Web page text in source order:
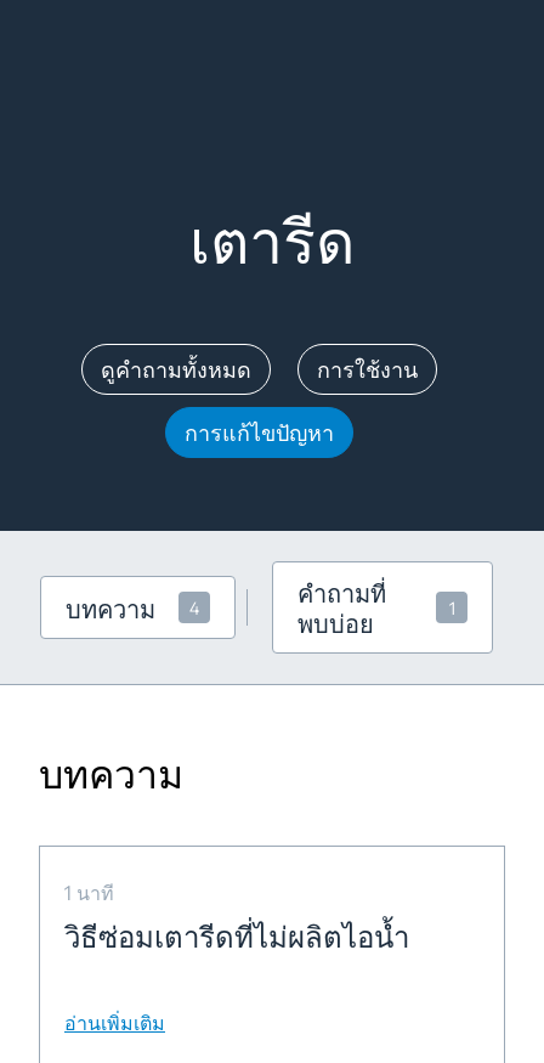
เตารีด
ดูคำถามทั้งหมด การใช้งาน
การแก้ไขปัญหา
บทความ 4
คำถามที่
พบบ่อย
1
บทความ
1 นาที
วิธีซ่อมเตารีดที่ไม่ผลิตไอน้ำ
อ่านเพิ่มเติม